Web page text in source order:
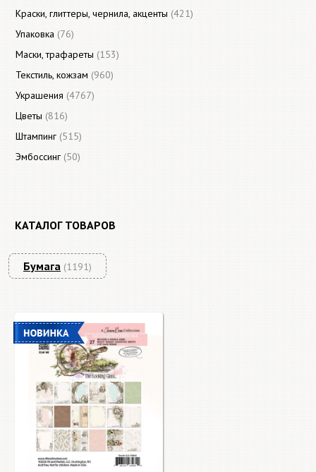
Краски, глиттеры, чернила, акценты (421)
Упаковка (76)
Маски, трафареты (153)
Текстиль, кожзам (960)
Украшения (4767)
Цветы (816)
Штампинг (515)
Эмбоссинг (50)
КАТАЛОГ ТОВАРОВ
Бумага (1191)